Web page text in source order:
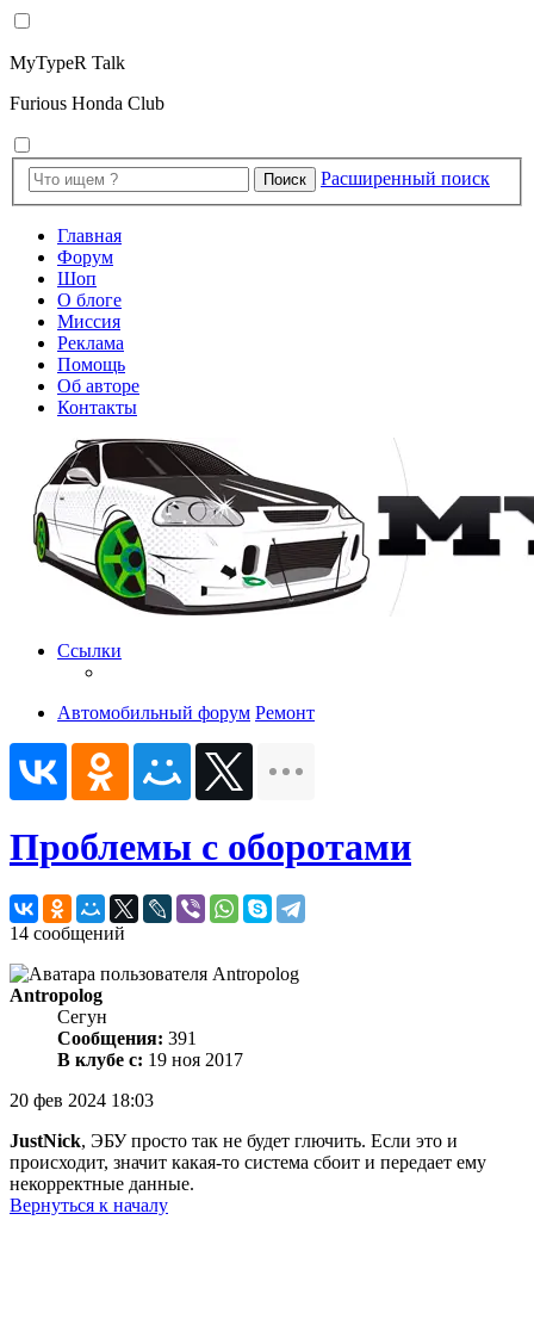
MyTypeR Talk
Furious Honda Club
Поиск Расширенный поиск
Главная
Форум
Шоп
О блоге
Миссия
Реклама
Помощь
Об авторе
Контакты
Ссылки
Автомобильный форум Ремонт
Проблемы с оборотами
14 сообщений
Antropolog
Сегун
Сообщения: 391
В клубе с: 19 ноя 2017
20 фев 2024 18:03
JustNick, ЭБУ просто так не будет глючить. Если это и
происходит, значит какая-то система сбоит и передает ему
некорректные данные.
Вернуться к началу